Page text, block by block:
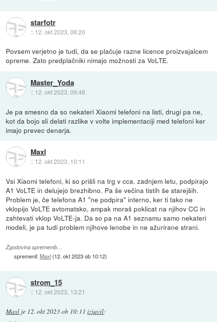
starfotr
:: 12. okt 2023, 06:20
Povsem verjetno je tudi, da se plačuje razne licence proizvajalcem
opreme. Zato predplačniki nimajo možnosti za VoLTE.
Master_Yoda
:: 12. okt 2023, 09:48
Je pa smesno da so nekateri Xiaomi telefoni na listi, drugi pa ne,
kot da bojo sli delati razlike v volte implementaciji med telefoni ker
imajo prevec denarja.
Maxl
:: 12. okt 2023, 10:11
Vsi Xiaomi telefoni, ki so prišli na trg v cca. zadnjem letu, podpirajo
A1 VoLTE in delujejo brezhibno. Pa še večina tistih še starejših.
Problem je, če telefona A1 "ne podpira" interno, ker ti tako ne
vklopijo VoLTE avtomatsko, ampak moraš poklicat na njihov CC in
zahtevati vklop VoLTE-ja. Da so pa na A1 seznamu samo nekateri
modeli, je pa tudi problem njihove lenobe in ne ažurirane strani.
Zgodovina sprememb…
spremenil:Maxl(12. okt 2023 ob 10:12)
strom_15
:: 12. okt 2023, 13:21
Maxl je 12. okt 2023 ob 10:11 izjavil: